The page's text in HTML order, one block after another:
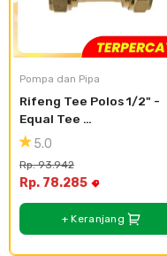
Pompa dan Pipa
Rifeng Tee Polos 1/2" -
Equal Tee
T1216x1216x1216
5.0
Rp. 93.942
Rp. 78.285
+ Keranjang